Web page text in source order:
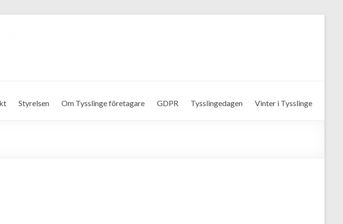
Styrelsen Om Tysslinge företagare GDPR Tysslingedagen Vinter i Tysslinge